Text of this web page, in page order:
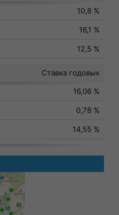
10,8 %
16,1 %
12,5 %
Ставка годовых
16,06 %
0,78 %
14,55 %